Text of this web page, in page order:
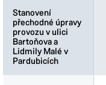
Stanovení
přechodné úpravy
provozu v ulici
Bartoňova a
Lidmily Malé v
Pardubicích
Stanovení
přechodné úpravy
provozu v ulici
Bartoňova a
Lidmily Malé v
Pardubicích